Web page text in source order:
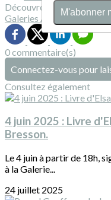
Découvrez davantage
Galeries Artistes
0 commentaire(s)
Connectez-vous pour
Consultez également
4 juin 2025 : Livre
Bresson.
Le 4 juin à partir de 18h,
à la Galerie...
24 juillet 2025
M'abonner